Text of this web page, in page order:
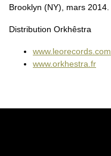
Brooklyn (NY), mars 2014.
Distribution Orkhêstra
www.leorecords.com
www.orkhestra.fr